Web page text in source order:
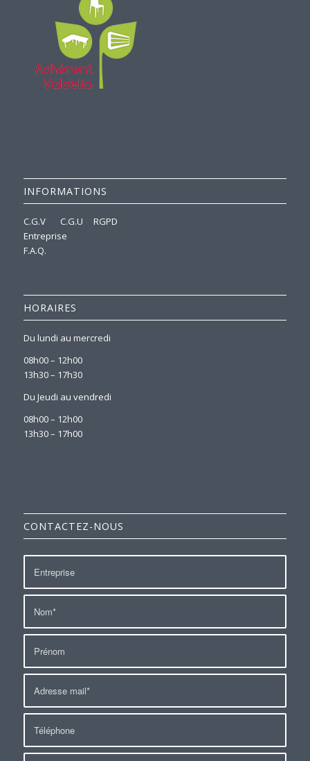
INFORMATIONS
C.G.V C.G.U
RGPD
Entreprise
F.A.Q.
HORAIRES
Du lundi au mercredi
08h00 – 12h00
13h30 – 17h30
Du Jeudi au vendredi
08h00 – 12h00
13h30 – 17h00
CONTACTEZ-NOUS